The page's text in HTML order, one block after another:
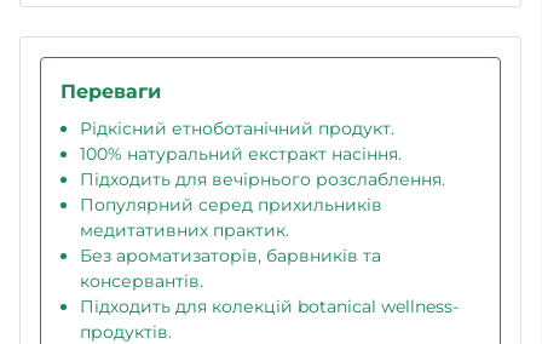
Переваги
Рідкісний етноботанічний продукт.
100% натуральний екстракт насіння.
Підходить для вечірнього розслаблення.
Популярний серед прихильників
медитативних практик.
Без ароматизаторів, барвників та
консервантів.
Підходить для колекцій botanical wellness-
продуктів.